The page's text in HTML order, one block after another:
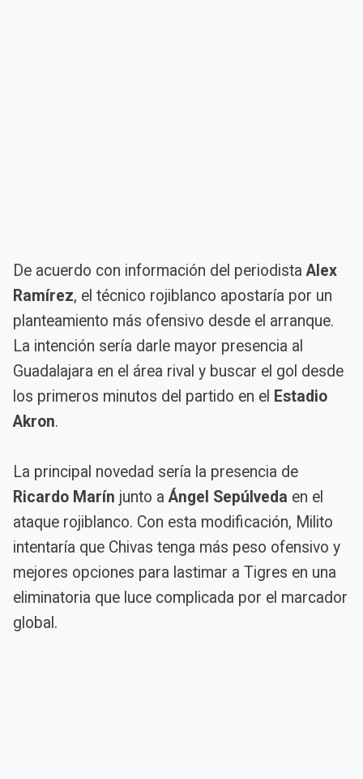
De acuerdo con información del periodista Alex
Ramírez, el técnico rojiblanco apostaría por un
planteamiento más ofensivo desde el arranque.
La intención sería darle mayor presencia al
Guadalajara en el área rival y buscar el gol desde
los primeros minutos del partido en el Estadio
Akron.
La principal novedad sería la presencia de
Ricardo Marín junto a Ángel Sepúlveda en el
ataque rojiblanco. Con esta modificación, Milito
intentaría que Chivas tenga más peso ofensivo y
mejores opciones para lastimar a Tigres en una
eliminatoria que luce complicada por el marcador
global.